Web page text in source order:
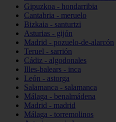
Gipuzkoa - hondarribia
Cantabria - meruelo
Bizkaia - santurtzi
Asturias - gijón
Madrid - pozuelo-de-alarcón
Teruel - sarrión
Cádiz - algodonales
Illes-balears - inca
León - astorga
Salamanca - salamanca
Málaga - benalmádena
Madrid - madrid
Málaga - torremolinos